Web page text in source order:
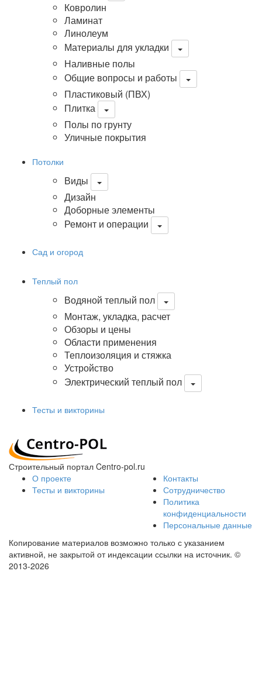
Ковролин
Ламинат
Линолеум
Материалы для укладки
Наливные полы
Общие вопросы и работы
Пластиковый (ПВХ)
Плитка
Полы по грунту
Уличные покрытия
Потолки
Виды
Дизайн
Доборные элементы
Ремонт и операции
Сад и огород
Теплый пол
Водяной теплый пол
Монтаж, укладка, расчет
Обзоры и цены
Области применения
Теплоизоляция и стяжка
Устройство
Электрический теплый пол
Тесты и викторины
Строительный портал Centro-pol.ru
О проекте
Тесты и викторины
Контакты
Сотрудничество
Политика
конфиденциальности
Персональные данные
Копирование материалов возможно только с указанием
активной, не закрытой от индексации ссылки на источник. ©
2013-2026